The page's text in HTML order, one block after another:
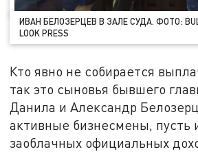
ИВАН БЕЛОЗЕРЦЕВ В ЗАЛЕ СУДА. ФОТО:
LOOK PRESS
Кто явно не собирается
так это сыновья бывшего
Данила и Александр
активные бизнесмены, пусть
заоблачных официальных